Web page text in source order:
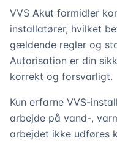
VVS Akut formidler
installatører, hvilket
gældende regler og
Autorisation er din
korrekt og forsvarligt.
Kun erfarne VVS-
arbejde på vand-,
arbejdet ikke udføres